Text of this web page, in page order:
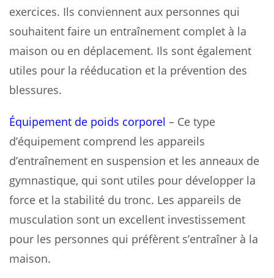
exercices. Ils conviennent aux personnes qui
souhaitent faire un entraînement complet à la
maison ou en déplacement. Ils sont également
utiles pour la rééducation et la prévention des
blessures.
Équipement de poids corporel – Ce type
d’équipement comprend les appareils
d’entraînement en suspension et les anneaux de
gymnastique, qui sont utiles pour développer la
force et la stabilité du tronc. Les appareils de
musculation sont un excellent investissement
pour les personnes qui préfèrent s’entraîner à la
maison.